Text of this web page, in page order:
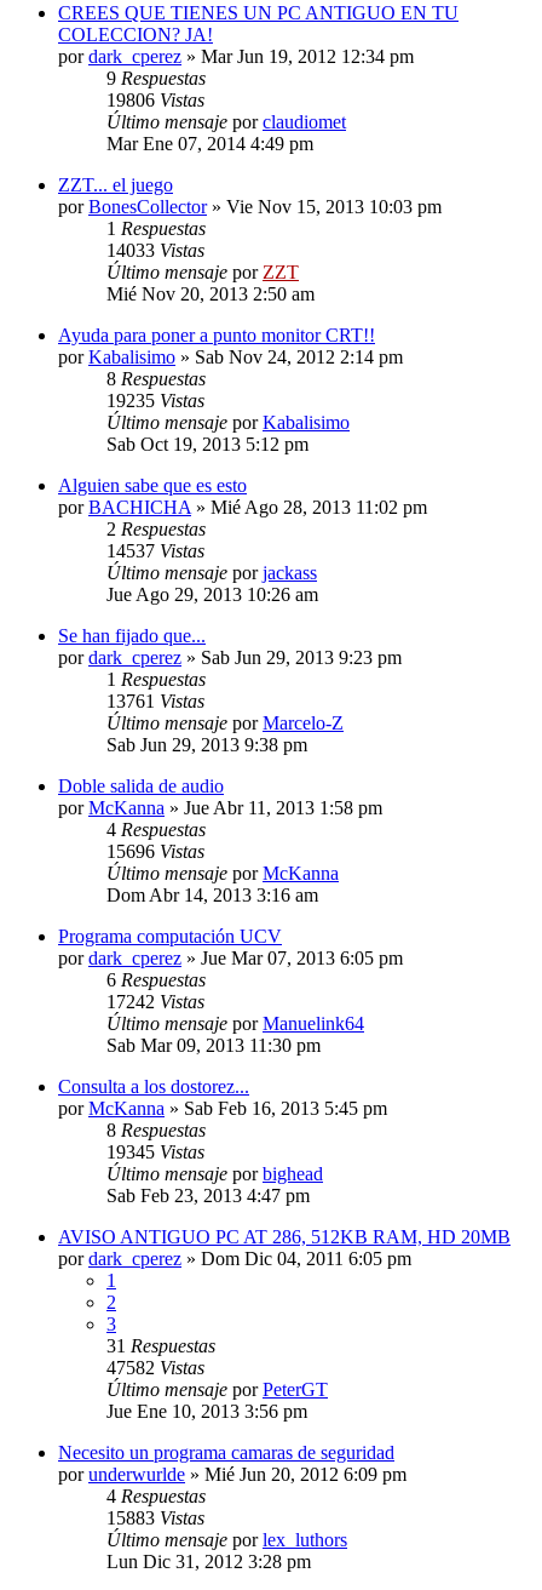
CREES QUE TIENES UN PC ANTIGUO EN TU
COLECCION? JA!
pordark_cperez » Mar Jun 19, 2012 12:34 pm
9 Respuestas
19806 Vistas
Último mensaje porclaudiomet
Mar Ene 07, 2014 4:49 pm
ZZT... el juego
porBonesCollector» Vie Nov 15, 2013 10:03 pm
1 Respuestas
14033 Vistas
Último mensaje por ZZT
Mié Nov 20, 2013 2:50 am
Ayuda para poner a punto monitor CRT!!
porKabalisimo » Sab Nov 24, 2012 2:14 pm
8 Respuestas
19235 Vistas
Último mensaje porKabalisimo
Sab Oct 19, 2013 5:12 pm
Alguien sabe que es esto
porBACHICHA » Mié Ago 28, 2013 11:02 pm
2 Respuestas
14537 Vistas
Último mensaje porjackass
Jue Ago 29, 2013 10:26 am
Se han fijado que...
pordark_cperez » Sab Jun 29, 2013 9:23 pm
1 Respuestas
13761 Vistas
Último mensaje porMarcelo-Z
Sab Jun 29, 2013 9:38 pm
Doble salida de audio
porMcKanna » Jue Abr 11, 2013 1:58 pm
4 Respuestas
15696 Vistas
Último mensaje porMcKanna
Dom Abr 14, 2013 3:16 am
Programa computación UCV
pordark_cperez » Jue Mar 07, 2013 6:05 pm
6 Respuestas
17242 Vistas
Último mensaje porManuelink64
Sab Mar 09, 2013 11:30 pm
Consulta a los dostorez...
porMcKanna » Sab Feb 16, 2013 5:45 pm
8 Respuestas
19345 Vistas
Último mensaje porbighead
Sab Feb 23, 2013 4:47 pm
AVISO ANTIGUO PC AT 286, 512KB RAM, HD 20MB
pordark_cperez » Dom Dic 04, 2011 6:05 pm
1
2
3
31 Respuestas
47582 Vistas
Último mensaje porPeterGT
Jue Ene 10, 2013 3:56 pm
Necesito un programa camaras de seguridad
porunderwurlde » Mié Jun 20, 2012 6:09 pm
4 Respuestas
15883 Vistas
Último mensaje porlex_luthors
Lun Dic 31, 2012 3:28 pm